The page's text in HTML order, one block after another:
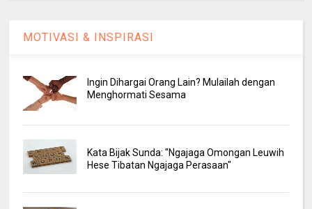
MOTIVASI & INSPIRASI
Ingin Dihargai Orang Lain? Mulailah dengan
Menghormati Sesama
Kata Bijak Sunda: "Ngajaga Omongan Leuwih
Hese Tibatan Ngajaga Perasaan"